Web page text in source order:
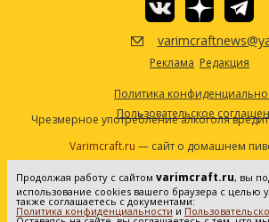
Реклама Редакция
Политика
Пользовательское
Чрезмерное употребление алкоголя
Varimcraft.ru — сайт о домашнем
самогоноварении.
Сетевое издание «Варимкрафт».
Федеральной службе по надзору в сфере
технологий и массовых коммуникаций
Продолжая работу с сайтом varimcraft.ru, вы
использование cookies вашего браузера с целью
также соглашаетесь с документами:
Политика конфиденциальности и